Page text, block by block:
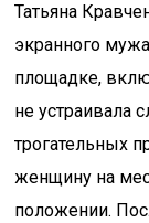
Татьяна
экранного
площадке,
не устраивала
трогательных
женщину на
положении.